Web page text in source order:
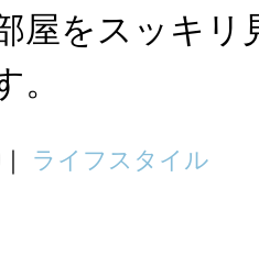
屋をスッキリ
ライフスタイル